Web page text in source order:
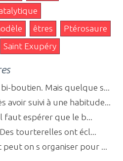
êtres
Ptérosaure
Saint Exupéry
boutien. Mais quelque s...
avoir suivi à une habitude...
faut espérer que le b...
tourterelles ont écl...
on s organiser pour ...